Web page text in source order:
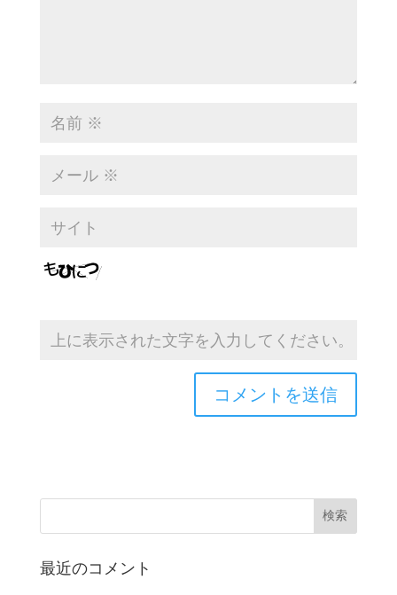
最近のコメント